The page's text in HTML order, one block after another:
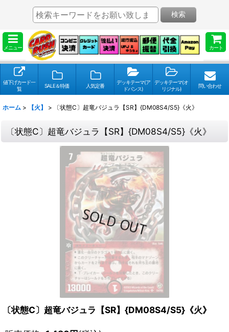
メニュー カート
検索
値下げカード一
覧
SALE＆特価 人気定番
デッキテーマ(ア
ドバンス)
デッキテーマ(オ
リジナル)
問い合わせ
ホーム > 【火】 > 〔状態C〕超竜バジュラ【SR】{DM08S4/S5}《火》
〔状態C〕超竜バジュラ【SR】{DM08S4/S5}《火》
〔状態C〕超竜バジュラ【SR】{DM08S4/S5}《火》